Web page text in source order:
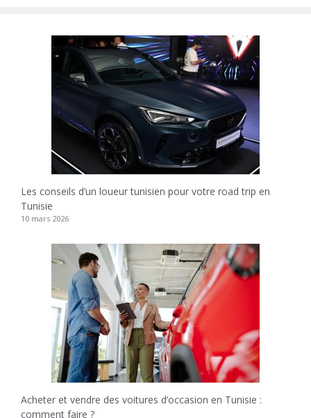
Les conseils d’un loueur tunisien pour votre road trip en
Tunisie
10 mars 2026
Acheter et vendre des voitures d’occasion en Tunisie :
comment faire ?